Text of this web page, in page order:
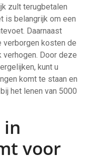
zult terugbetalen
is belangrijk om een
Daarnaast
verborgen kosten de
Door deze
kunt u
komt te staan en
het lenen van 5000
in
voor